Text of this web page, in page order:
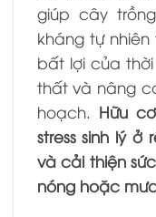
giúp cây
kháng tự
bất lợi của
thất và nâng
hoạch. Hữu
stress sinh lý
và cải thiện
nóng hoặc